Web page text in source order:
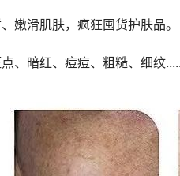
嫩滑肌肤，疯狂囤货护肤品
、暗红、痘痘、粗糙、细纹